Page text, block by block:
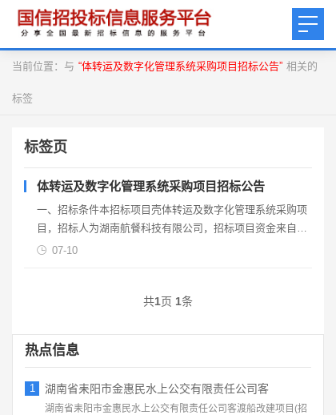
当前位置：与 “体转运及数字化管理系统采购项目招标公告” 相关的
标签
标签页
体转运及数字化管理系统采购项目招标公告
一、招标条件本招标项目壳体转运及数字化管理系统采购项
目，招标人为湖南航餐科技有限公司，招标项目资金来自企
业白筹，出资比例为100%。 该项目己具备招标条件，现对
07-10
共1页 1条
热点信息
1 湖南省耒阳市金惠民水上公交有限责任公司客
湖南省耒阳市金惠民水上公交有限责任公司客渡船改建项目(招